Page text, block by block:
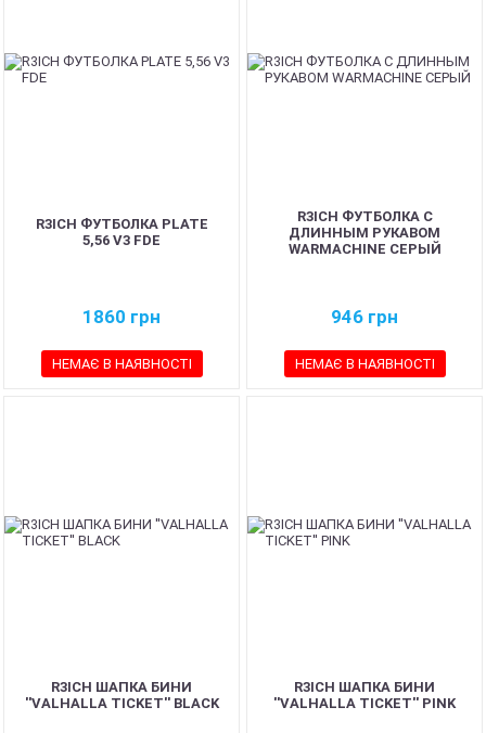
R3ICH ФУТБОЛКА PLATE
5,56 V3 FDE
1860 грн
НЕМАЄ В НАЯВНОСТІ
R3ICH ФУТБОЛКА С
ДЛИННЫМ РУКАВОМ
WARMACHINE СЕРЫЙ
946 грн
НЕМАЄ В НАЯВНОСТІ
R3ICH ШАПКА БИНИ
''VALHALLA TICKET'' BLACK
R3ICH ШАПКА БИНИ
''VALHALLA TICKET'' PINK